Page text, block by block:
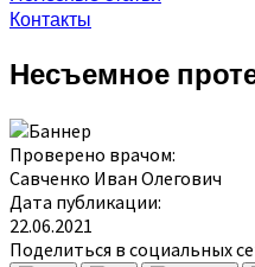
Контакты
Несъемное
Проверено врачом:
Савченко Иван Олегович
Дата публикации:
22.06.2021
Поделиться в социальных